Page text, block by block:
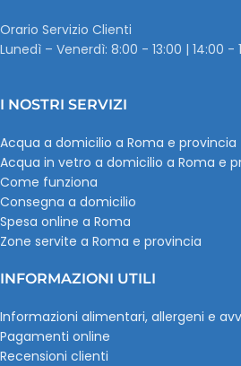
Orario Servizio Clienti
Lunedì – Venerdì: 8:00 - 13:00 | 14:00 -
I NOSTRI SERVIZI
Acqua a domicilio a Roma e provincia
Acqua in vetro a domicilio a Roma e
Come funziona
Consegna a domicilio
Spesa online a Roma
Zone servite a Roma e provincia
INFORMAZIONI UTILI
Informazioni alimentari, allergeni e
Pagamenti online
Recensioni clienti